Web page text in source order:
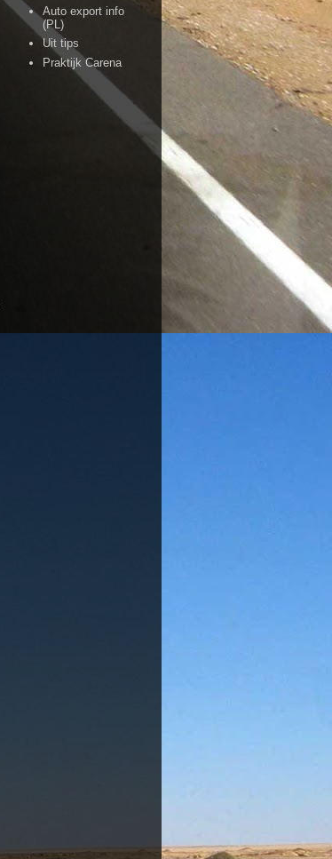
Auto export info
(PL)
Uit tips
Praktijk Carena